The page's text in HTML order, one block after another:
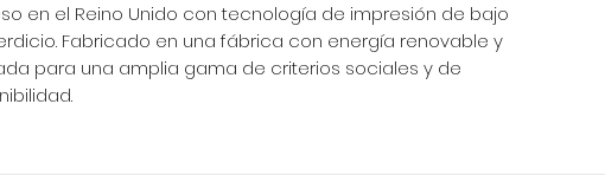
en el Reino Unido con tecnología de impresión de bajo
Fabricado en una fábrica con energía renovable y
para una amplia gama de criterios sociales y de